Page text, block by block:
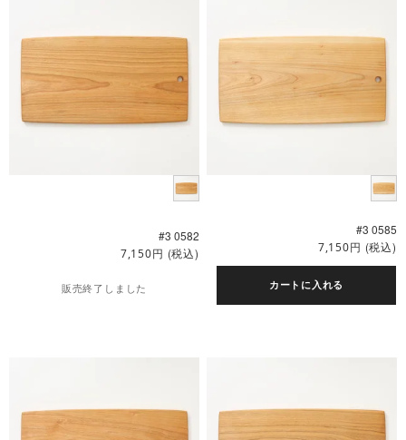
#3 0582
7,150円 (税込)
販売終了しました
#3 0585
7,150円 (税込)
カートに入れる